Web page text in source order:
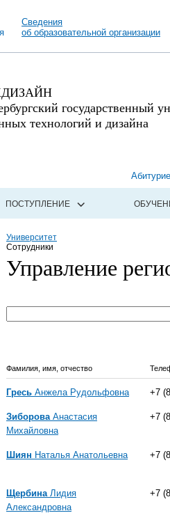
Сведения
об образовательной организации
государственный
технологий и дизайна
ПОСТУПЛЕНИЕ
Университет
Сотрудники
Управление
Фамилия, имя, отчество
Гресь Анжела Рудольфовна +7
ЗибороваАнастасия
Михайловна
+7
Шиян Наталья Анатольевна +7
ЩербинаЛидия
Александровна
+7